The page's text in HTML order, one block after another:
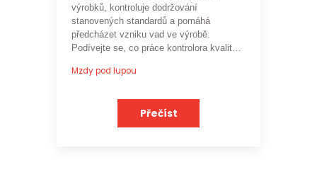
výrobků, kontroluje dodržování
stanovených standardů a pomáhá
předcházet vzniku vad ve výrobě.
Podívejte se, co práce kontrolora kvality
ohodnocení této profese
Mzdy pod lupou
Přečíst